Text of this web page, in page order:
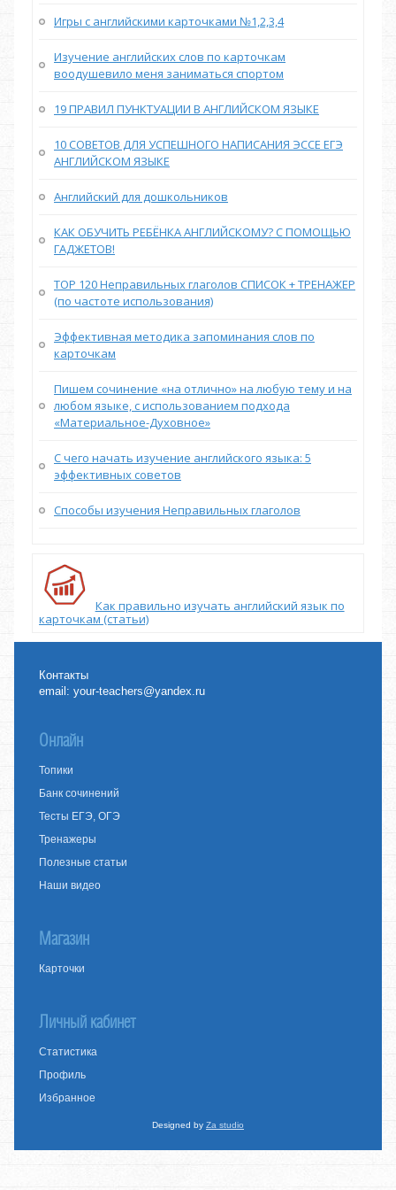
Игры с английскими карточками №1,2,3,4
Изучение английских слов по карточкам
воодушевило меня заниматься спортом
19 ПРАВИЛ ПУНКТУАЦИИ В АНГЛИЙСКОМ ЯЗЫКЕ
10 СОВЕТОВ ДЛЯ УСПЕШНОГО НАПИСАНИЯ ЭССЕ ЕГЭ
АНГЛИЙСКОМ ЯЗЫКЕ
Английский для дошкольников
КАК ОБУЧИТЬ РЕБЁНКА АНГЛИЙСКОМУ? С ПОМОЩЬЮ
ГАДЖЕТОВ!
TOP 120 Неправильных глаголов СПИСОК + ТРЕНАЖЕР
(по частоте использования)
Эффективная методика запоминания слов по
карточкам
Пишем сочинение «на отлично» на любую тему и на
любом языке, с использованием подхода
«Материальное-Духовное»
С чего начать изучение английского языка: 5
эффективных советов
Способы изучения Неправильных глаголов
Как правильно изучать английский язык по
карточкам (статьи)
Контакты
email:your-teachers@yandex.ru
Онлайн
Топики
Банк сочинений
Тесты ЕГЭ, ОГЭ
Тренажеры
Полезные статьи
Наши видео
Магазин
Карточки
Личный кабинет
Статистика
Профиль
Избранное
Designed by Za studio